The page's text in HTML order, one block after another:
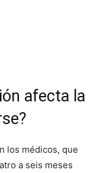
afecta la
los médicos, que
a seis meses